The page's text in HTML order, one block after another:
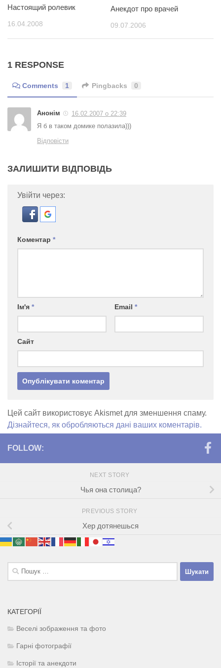
Настоящий ролевик
16.04.2008
Анекдот про врачей
09.07.2006
1 RESPONSE
Comments 1 Pingbacks 0
Анонім
16.02.2007 о 22:39
Я б в таком домике полазила)))
Відповісти
ЗАЛИШИТИ ВІДПОВІДЬ
Увійти через:
Коментар *
Ім'я * Email *
Сайт
Цей сайт використовує Akismet для зменшення спаму.
Дізнайтеся, як обробляються дані ваших коментарів.
FOLLOW:
NEXT STORY
Чья она столица?
PREVIOUS STORY
Хер дотянешься
Пошук:
КАТЕГОРІЇ
Веселі зображення та фото
Гарні фотографії
Історії та анекдоти